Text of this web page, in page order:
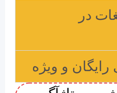
در
و ویژه